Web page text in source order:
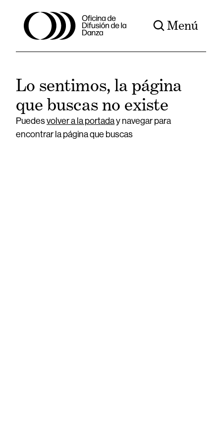
Menú
Lo sentimos, la página
que buscas no existe
Puedesvolver a la portaday navegar para
encontrar la página que buscas